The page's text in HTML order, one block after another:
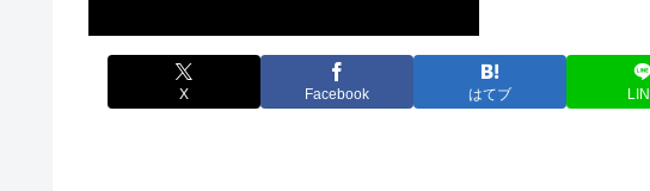
X Facebook はてブ